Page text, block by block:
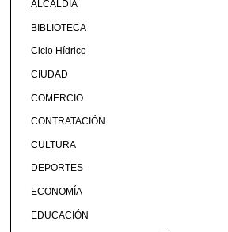
ALCALDÍA
BIBLIOTECA
Ciclo Hídrico
CIUDAD
COMERCIO
CONTRATACIÓN
CULTURA
DEPORTES
ECONOMÍA
EDUCACIÓN